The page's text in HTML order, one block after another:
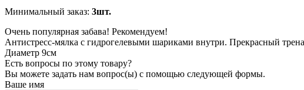
Минимальный заказ: 3шт.
Очень популярная забава! Рекомендуем!
Антистресс-мялка с гидрогелевыми шариками внутри. Прекрасный
Диаметр 9см
Есть вопросы по этому товару?
Вы можете задать нам вопрос(ы) с помощью следующей формы.
Ваше имя